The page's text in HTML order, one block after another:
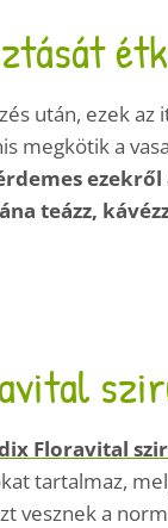
után, ezek az
megkötik a
teázz,
Floravital
tartalmaz,
vesznek a